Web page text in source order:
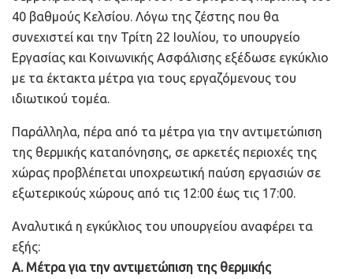
40 βαθμούς Κελσίου. Λόγω της ζέστης που θα
συνεχιστεί και την Τρίτη 22 Ιουλίου, το υπουργείο
Εργασίας και Κοινωνικής Ασφάλισης εξέδωσε εγκύκλιο
με τα έκτακτα μέτρα για τους εργαζόμενους του
ιδιωτικού τομέα.
Παράλληλα, πέρα από τα μέτρα για την αντιμετώπιση
της θερμικής καταπόνησης, σε αρκετές περιοχές της
χώρας προβλέπεται υποχρεωτική παύση εργασιών σε
εξωτερικούς χώρους από τις 12:00 έως τις 17:00.
Αναλυτικά η εγκύκλιος του υπουργείου αναφέρει τα
εξής:
Α. Μέτρα για την αντιμετώπιση της θερμικής